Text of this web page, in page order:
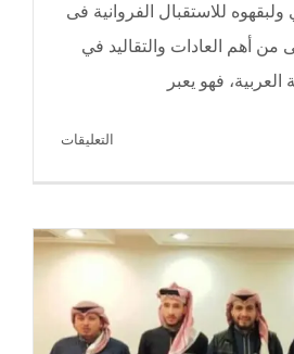
للاستقبال الفروانية فى
من أهم العادات والتقاليد في
العربية، فهو يعبر
التعليقات
للاستقبال
65080771